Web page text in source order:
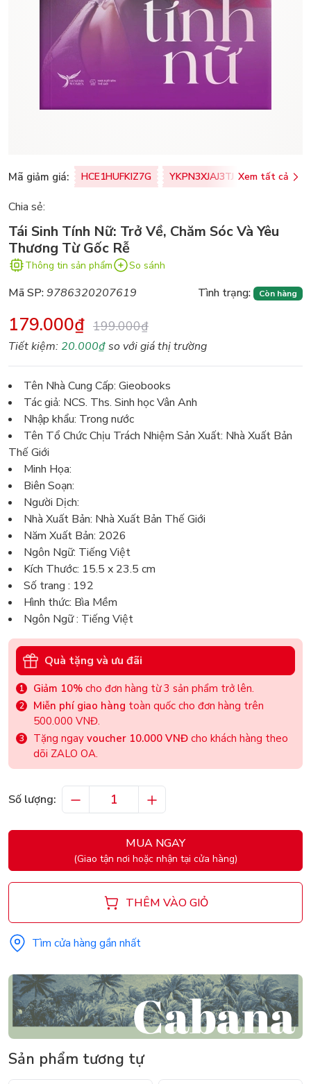
Mã giảm giá: HCE1HUFKIZ7G YKPN3XJAJ3TJ Xem tất cả
Chia sẻ:
Tái Sinh Tính Nữ: Trở Về, Chăm Sóc Và Yêu
Thương Từ Gốc Rễ
Thông tin sản phẩm So sánh
Mã SP:9786320207619 Tình trạng: Còn hàng
179.000₫ 199.000₫
Tiết kiệm: 20.000₫so với giá thị trường
Tên Nhà Cung Cấp: Gieobooks
Tác giả: NCS. Ths. Sinh học Vân Anh
Nhập khẩu: Trong nước
Tên Tổ Chức Chịu Trách Nhiệm Sản Xuất: Nhà Xuất Bản
Thế Giới
Minh Họa:
Biên Soạn:
Người Dịch:
Nhà Xuất Bản: Nhà Xuất Bản Thế Giới
Năm Xuất Bản: 2026
Ngôn Ngữ: Tiếng Việt
Kích Thước: 15.5 x 23.5 cm
Số trang : 192
Hình thức: Bìa Mềm
Ngôn Ngữ : Tiếng Việt
Quà tặng và ưu đãi
Giảm 10% cho đơn hàng từ 3 sản phẩm trở lên.
Miễn phí giao hàng toàn quốc cho đơn hàng trên
500.000 VNĐ.
Tặng ngay voucher 10.000 VNĐ cho khách hàng theo
dõi ZALO OA.
Số lượng:
MUA NGAY
(Giao tận nơi hoặc nhận tại cửa hàng)
THÊM VÀO GIỎ
Tìm cửa hàng gần nhất
Sản phẩm tương tự